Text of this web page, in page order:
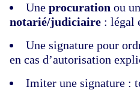
Une procuration ou un
notarié/judiciaire : légal
Une signature pour
en cas d’autorisation
Imiter une signature :